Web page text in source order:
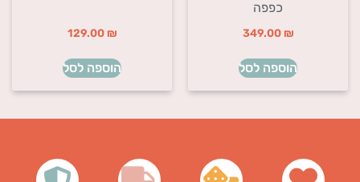
כפפה
349.00 ₪
הוספה לסל
129.00 ₪
הוספה לסל